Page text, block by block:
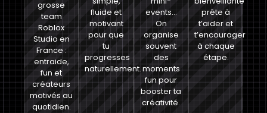
grosse
team
Roblox
Studio en
France :
entraide,
fun et
créateurs
motivés au
quotidien.
fluide et
motivant
pour que
tu
progresses
naturellement.
events…
On
organise
souvent
des
moments
fun pour
booster ta
créativité.
prête à
t’aider et
t’encourager
à chaque
étape.